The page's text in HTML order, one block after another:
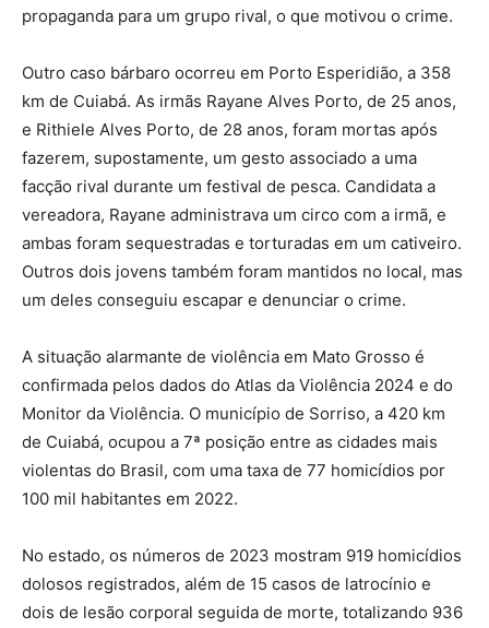
propaganda para um grupo rival, o que motivou o crime.
Outro caso bárbaro ocorreu em Porto Esperidião, a 358
km de Cuiabá. As irmãs Rayane Alves Porto, de 25 anos,
e Rithiele Alves Porto, de 28 anos, foram mortas após
fazerem, supostamente, um gesto associado a uma
facção rival durante um festival de pesca. Candidata a
vereadora, Rayane administrava um circo com a irmã, e
ambas foram sequestradas e torturadas em um cativeiro.
Outros dois jovens também foram mantidos no local, mas
um deles conseguiu escapar e denunciar o crime.
A situação alarmante de violência em Mato Grosso é
confirmada pelos dados do Atlas da Violência 2024 e do
Monitor da Violência. O município de Sorriso, a 420 km
de Cuiabá, ocupou a 7ª posição entre as cidades mais
violentas do Brasil, com uma taxa de 77 homicídios por
100 mil habitantes em 2022.
No estado, os números de 2023 mostram 919 homicídios
dolosos registrados, além de 15 casos de latrocínio e
dois de lesão corporal seguida de morte, totalizando 936